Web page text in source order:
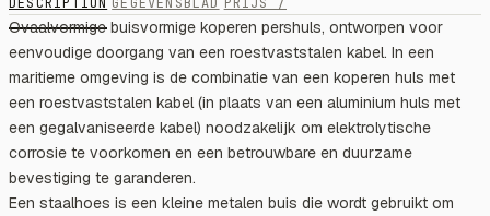
Ovaalvormige buisvormige koperen pershuls, ontworpen voor
eenvoudige doorgang van een roestvaststalen kabel. In een
maritieme omgeving is de combinatie van een koperen huls met
een roestvaststalen kabel (in plaats van een aluminium huls met
een gegalvaniseerde kabel) noodzakelijk om elektrolytische
corrosie te voorkomen en een betrouwbare en duurzame
bevestiging te garanderen.
Een staalhoes is een kleine metalen buis die wordt gebruikt om